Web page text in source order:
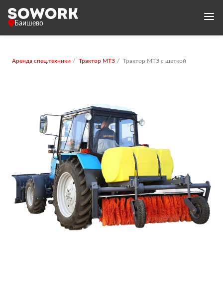
Баишево
Аренда спец.техники Трактор МТЗ Трактор МТЗ с щеткой